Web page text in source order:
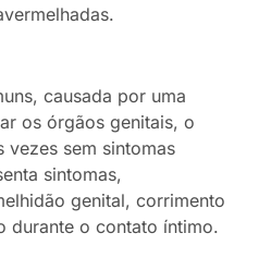
causada por uma
os órgãos genitais, o
vezes sem sintomas
sintomas,
genital, corrimento
durante o contato íntimo.